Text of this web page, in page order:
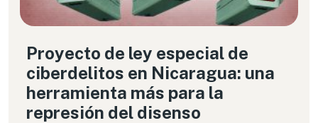
Proyecto de ley especial de
ciberdelitos en Nicaragua: una
herramienta más para la
represión del disenso